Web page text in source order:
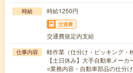
時給 時給1250円
交通費
交通費規定内支給
仕事内容
軽作業（仕分け・ピッキング・
【土日休み】大手自動車メー
○業務内容・自動車部品の仕分